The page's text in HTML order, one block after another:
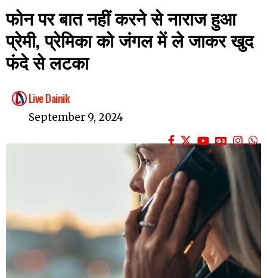
फोन पर बात नहीं करने से नाराज हुआ
प्रेमी, प्रेमिका को जंगल में ले जाकर खुद
फंदे से लटका
Live Dainik
September 9, 2024